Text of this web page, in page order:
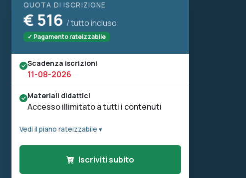
QUOTA DI ISCRIZIONE
€ 516 / tutto incluso
✓ Pagamento rateizzabile
Scadenza iscrizioni
11-08-2026
Materiali didattici
Accesso illimitato a tutti i contenuti
Vedi il piano rateizzabile ▾
Iscriviti subito